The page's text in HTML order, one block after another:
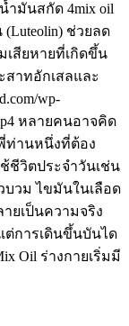
ำมันสกัด 4mix oil
ช่วยลด
เสียหายที่เกิดขึ้น
สาทอักเสลและ
wp-
หลายคนอาจคิด
ท่านหนึ่งที่ต้อง
ชีวิตประจำวันเช่น
วม ไขมันในเลือด
ยเป็นความจริง
ต่การเดินขึ้นบันได
Oil ร่างกายเริ่มมี